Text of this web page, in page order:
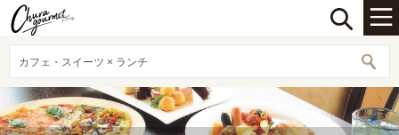
カフェ・スイーツ × ランチ